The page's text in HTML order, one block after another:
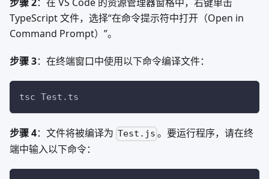
TypeScript 文件，选择“在命令提示符中打开（Open in
Command Prompt）”。
步骤 3：在终端窗口中使用以下命令编译文件：
tsc Test.ts
步骤 4：文件将被编译为 Test.js 。要运行程序，请在终
端中输入以下命令：